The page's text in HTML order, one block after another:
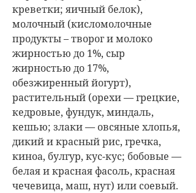
креветки; яичный белок),
молочный (кисломолочные
продукты – творог и молоко
жирностью до 1%, сыр
жирностью до 17%,
обезжиренный йогурт),
растительный (орехи — грецкие,
кедровые, фундук, миндаль,
кешью; злаки — овсяные хлопья,
дикий и красный рис, гречка,
киноа, булгур, кус-кус; бобовые —
белая и красная фасоль, красная
чечевица, маш, нут) или соевый.